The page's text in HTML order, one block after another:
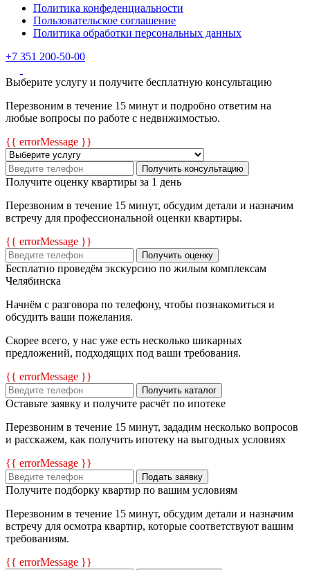
Политика конфеденциальности
Пользовательское соглашение
Политика обработки персональных данных
+7 351 200-50-00
Выберите услугу и получите бесплатную консультацию
Перезвоним в течение 15 минут и подробно ответим на
любые вопросы по работе с недвижимостью.
{{ errorMessage }}
Получить консультацию
Получите оценку квартиры за 1 день
Перезвоним в течение 15 минут, обсудим детали и назначим
встречу для профессиональной оценки квартиры.
{{ errorMessage }}
Получить оценку
Бесплатно проведём экскурсию по жилым комплексам
Челябинска
Начнём с разговора по телефону, чтобы познакомиться и
обсудить ваши пожелания.
Скорее всего, у нас уже есть несколько шикарных
предложений, подходящих под ваши требования.
{{ errorMessage }}
Получить каталог
Оставьте заявку и получите расчёт по ипотеке
Перезвоним в течение 15 минут, зададим несколько вопросов
и расскажем, как получить ипотеку на выгодных условиях
{{ errorMessage }}
Подать заявку
Получите подборку квартир по вашим условиям
Перезвоним в течение 15 минут, обсудим детали и назначим
встречу для осмотра квартир, которые соответствуют вашим
требованиям.
{{ errorMessage }}